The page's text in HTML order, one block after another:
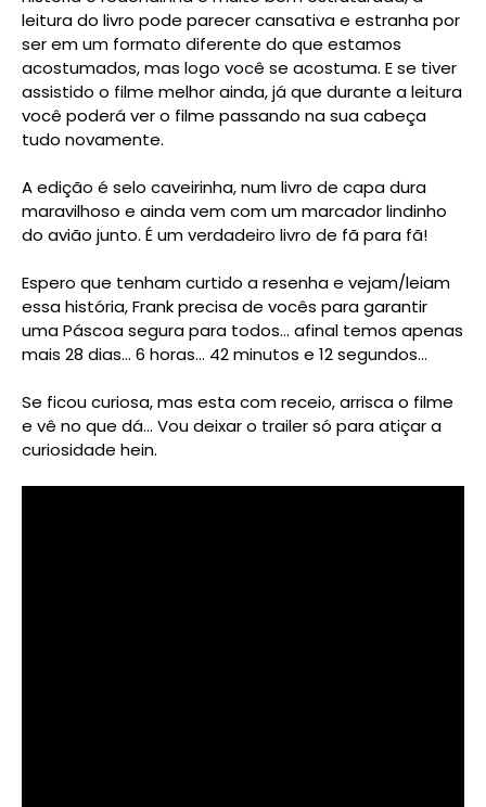
leitura do livro pode parecer cansativa e estranha por
ser em um formato diferente do que estamos
acostumados, mas logo você se acostuma. E se tiver
assistido o filme melhor ainda, já que durante a leitura
você poderá ver o filme passando na sua cabeça
tudo novamente.
A edição é selo caveirinha, num livro de capa dura
maravilhoso e ainda vem com um marcador lindinho
do avião junto. É um verdadeiro livro de fã para fã!
Espero que tenham curtido a resenha e vejam/leiam
essa história, Frank precisa de vocês para garantir
uma Páscoa segura para todos... afinal temos apenas
mais 28 dias... 6 horas... 42 minutos e 12 segundos...
Se ficou curiosa, mas esta com receio, arrisca o filme
e vê no que dá... Vou deixar o trailer só para atiçar a
curiosidade hein.